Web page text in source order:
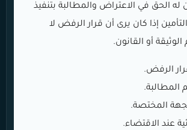
الحق في الاعتراض والمطالبة بتنفيذ
إذا كان يرى أن قرار الرفض لا
أو القانون.
الرفض.
المطالبة.
المختصة.
عند الاقتضاء.